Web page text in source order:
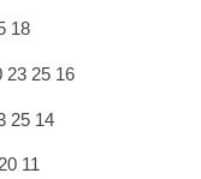
18
23 25 16
25 14
11